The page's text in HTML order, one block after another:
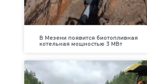
В Мезени появится биотопливная
котельная мощностью 3 МВт